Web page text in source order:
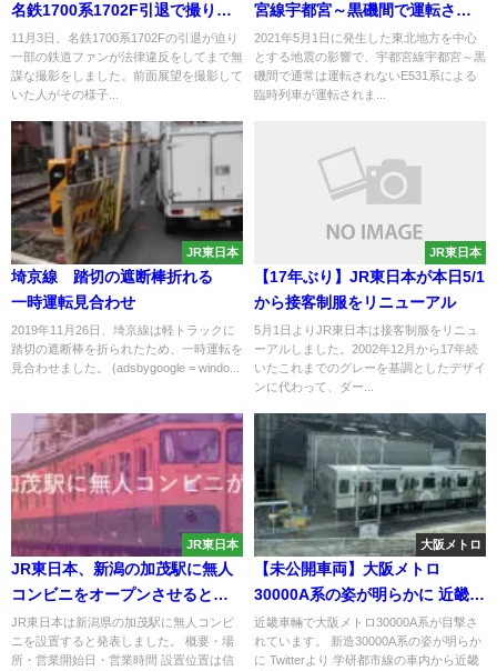
名鉄1700系1702F引退で撮り鉄
が線路内侵入
11月3日、名鉄1700系1702Fの引退が迫り
一部の鉄道ファンが法律違反をしてまで無
謀な撮影をしました。前面展望を撮影して
いた人がその様子...
宮線宇都宮～黒磯間で運転され
る
2021年5月1日に発生した東北地方を中心
とする地震の影響で、宇都宮線宇都宮～黒
磯間で通常は運転されないE531系による
臨時列車が運転されま...
JR東日本
埼京線 踏切の遮断棒折れる
一時運転見合わせ
2019年11月26日、埼京線は軽トラックに
踏切の遮断棒を折られたため、一時運転を
見合わせました。 (adsbygoogle = windo...
JR東日本
【17年ぶり】JR東日本が本日5/1
から接客制服をリニューアル
5月1日よりJR東日本は接客制服をリニュ
ーアルしました。2002年12月から17年続
いたこれまでのグレーを基調としたデザイ
ンに代わって、ダー...
JR東日本
JR東日本、新潟の加茂駅に無人
コンビニをオープンさせると発
表
JR東日本は新潟県の加茂駅に無人コンビ
ニを設置すると発表しました。 概要・場
所・営業開始日・営業時間 設置位置は信
大阪メトロ
【未公開車両】大阪メトロ
30000A系の姿が明らかに 近畿車
輛で完成 2022年7月デビュー
近畿車輛で大阪メトロ30000A系が目撃さ
れています。 新造30000A系の姿が明らか
に Twitterより 学研都市線の車内から近畿